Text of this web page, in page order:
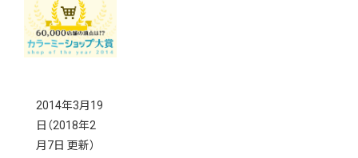
キホン【THE
販促】
2014年3月19
日 （2018年2
月7日 更新）